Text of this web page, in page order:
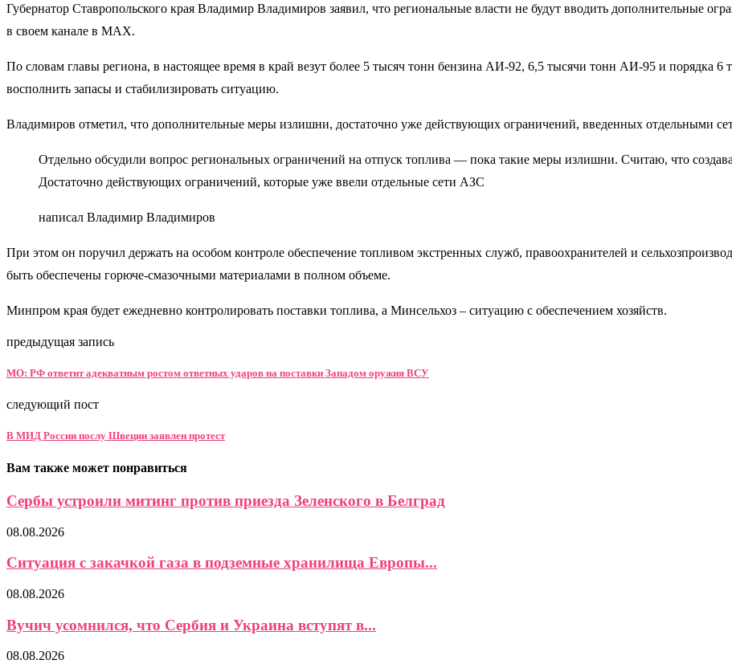
Губернатор Ставропольского края Владимир Владимиров заявил, что региональные власти не будут вводить дополнительные
в своем канале в MAX.
По словам главы региона, в настоящее время в край везут более 5 тысяч тонн бензина АИ-92, 6,5 тысячи тонн АИ-95 и порядка
восполнить запасы и стабилизировать ситуацию.
Владимиров отметил, что дополнительные меры излишни, достаточно уже действующих ограничений, введенных отдельными
Отдельно обсудили вопрос региональных ограничений на отпуск топлива — пока такие меры излишни. Считаю, что
Достаточно действующих ограничений, которые уже ввели отдельные сети АЗС
написал Владимир Владимиров
При этом он поручил держать на особом контроле обеспечение топливом экстренных служб, правоохранителей и
быть обеспечены горюче-смазочными материалами в полном объеме.
Минпром края будет ежедневно контролировать поставки топлива, а Минсельхоз – ситуацию с обеспечением хозяйств.
предыдущая запись
МО: РФ ответит адекватным ростом ответных ударов на поставки Западом оружия ВСУ
следующий пост
В МИД России послу Швеции заявлен протест
Вам также может понравиться
Сербы устроили митинг против приезда Зеленского в Белград
08.08.2026
Ситуация с закачкой газа в подземные хранилища Европы...
08.08.2026
Вучич усомнился, что Сербия и Украина вступят в...
08.08.2026